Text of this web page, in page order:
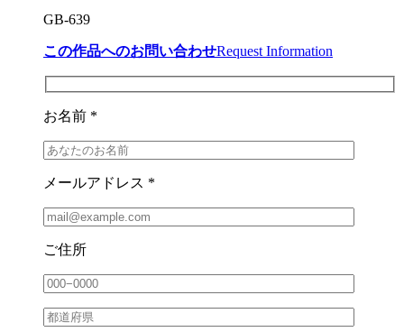
GB-639
この作品へのお問い合わせRequest Information
お名前 *
メールアドレス *
ご住所